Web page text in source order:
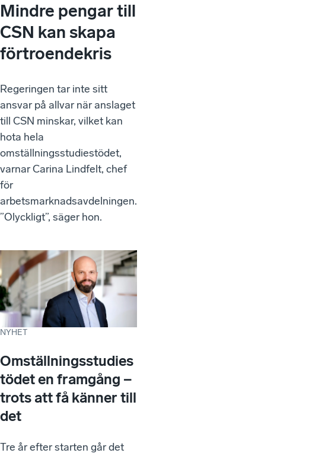
Mindre pengar till
CSN kan skapa
förtroendekris
Regeringen tar inte sitt
ansvar på allvar när anslaget
till CSN minskar, vilket kan
hota hela
omställningsstudiestödet,
varnar Carina Lindfelt, chef
för
arbetsmarknadsavdelningen.
”Olyckligt”, säger hon.
NYHET
Omställningsstudies
tödet en framgång −
trots att få känner till
det
Tre år efter starten går det